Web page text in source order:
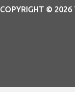
COPYRIGHT ©